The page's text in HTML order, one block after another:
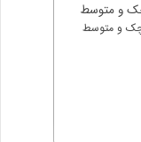
و متوسط
و متوسط